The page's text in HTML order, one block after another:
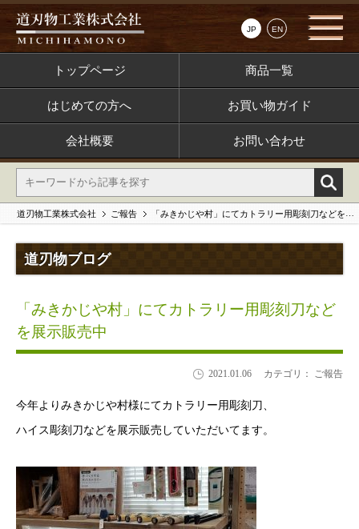
JP EN
トップページ 商品一覧
はじめての方へ お買い物ガイド
会社概要 お問い合わせ
道刃物工業株式会社 ご報告 「みきかじや村」にてカトラリー用彫刻刀などを展示販売中
道刃物ブログ
「みきかじや村」にてカトラリー用彫刻刀など
を展示販売中
2021.01.06 カテゴリ： ご報告
今年よりみきかじや村様にてカトラリー用彫刻刀、
ハイス彫刻刀などを展示販売していただいてます。